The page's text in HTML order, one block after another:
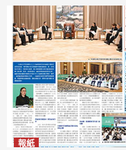
報紙